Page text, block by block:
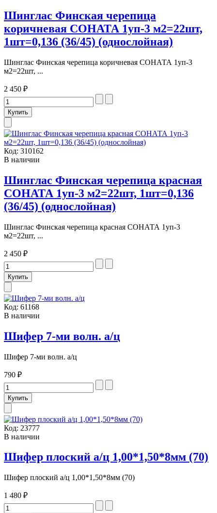
Шинглас Финская черепица
коричневая СОНАТА 1уп-3 м2=22шт,
1шт=0,136 (36/45) (однослойная)
Шинглас Финская черепица коричневая СОНАТА 1уп-3
м2=22шт, ...
2 450 ₽
Код: 310162
В наличии
Шинглас Финская черепица красная
СОНАТА 1уп-3 м2=22шт, 1шт=0,136
(36/45) (однослойная)
Шинглас Финская черепица красная СОНАТА 1уп-3
м2=22шт, ...
2 450 ₽
Код: 61168
В наличии
Шифер 7-ми волн. а/ц
Шифер 7-ми волн. а/ц
790 ₽
Код: 23777
В наличии
Шифер плоский а/ц 1,00*1,50*8мм (70)
Шифер плоский а/ц 1,00*1,50*8мм (70)
1 480 ₽